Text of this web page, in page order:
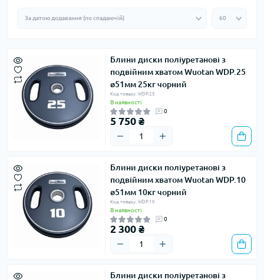
Блини диски поліуретанові з
подвійним хватом Wuotan WDP.25 ​​
ø51мм 25кг чорний
Код товару: WDP.25
В наявності
0
5 750 ₴
Блини диски поліуретанові з
подвійним хватом Wuotan WDP.10 ​​
ø51мм 10кг чорний
Код товару: WDP.10
В наявності
0
2 300 ₴
Блини диски поліуретанові з